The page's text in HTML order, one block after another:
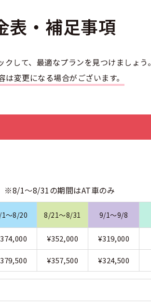
表・補足事項
して、最適なプランを見つけましょう。
は変更になる場合がございます。
1～8/31の期間はAT車のみ
～8/20 8/21～8/31 9/1～9/8
¥352,000 ¥319,000
¥357,500 ¥324,500